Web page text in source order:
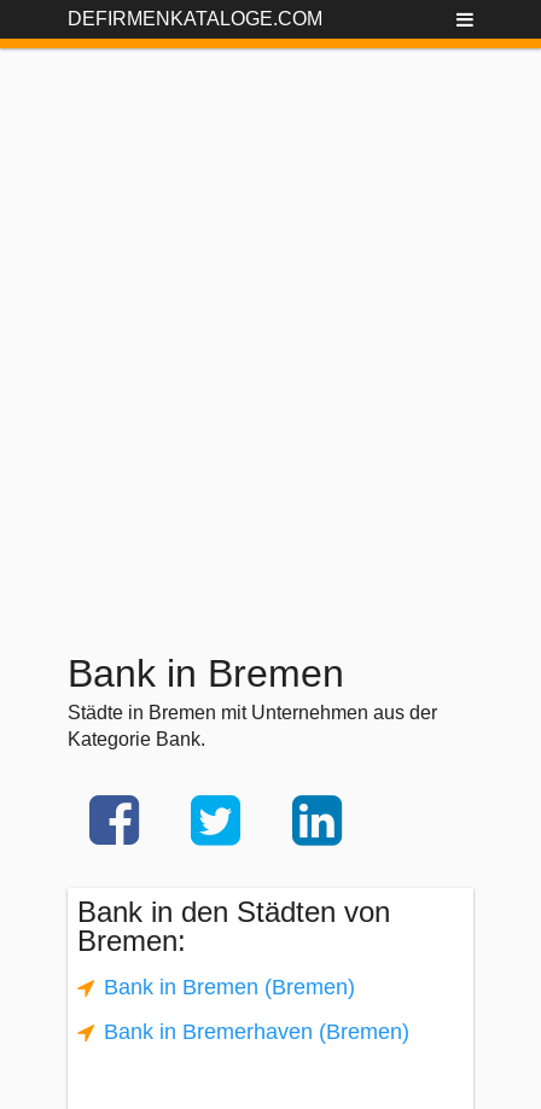
DEFIRMENKATALOGE.COM
Bank in Bremen
Städte in Bremen mit Unternehmen aus der
Kategorie Bank.
Bank in den Städten von
Bremen:
Bank in Bremen (Bremen)
Bank in Bremerhaven (Bremen)